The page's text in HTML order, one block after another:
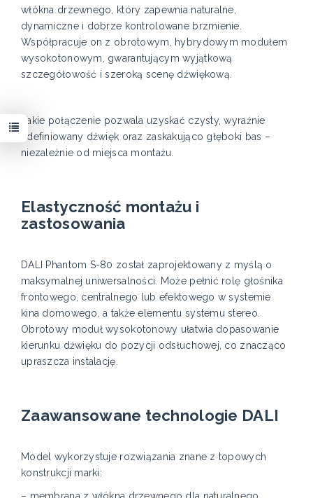
włókna drzewnego, który zapewnia naturalne,
dynamiczne i dobrze kontrolowane brzmienie.
Współpracuje on z obrotowym, hybrydowym modułem
wysokotonowym, gwarantującym wyjątkową
szczegółowość i szeroką scenę dźwiękową.
Takie połączenie pozwala uzyskać czysty, wyraźnie
zdefiniowany dźwięk oraz zaskakująco głęboki bas –
niezależnie od miejsca montażu.
Elastyczność montażu i
zastosowania
DALI Phantom S-80 został zaprojektowany z myślą o
maksymalnej uniwersalności. Może pełnić rolę głośnika
frontowego, centralnego lub efektowego w systemie
kina domowego, a także elementu systemu stereo.
Obrotowy moduł wysokotonowy ułatwia dopasowanie
kierunku dźwięku do pozycji odsłuchowej, co znacząco
upraszcza instalację.
Zaawansowane technologie DALI
Model wykorzystuje rozwiązania znane z topowych
konstrukcji marki:
– membrana z włókna drzewnego dla naturalnego